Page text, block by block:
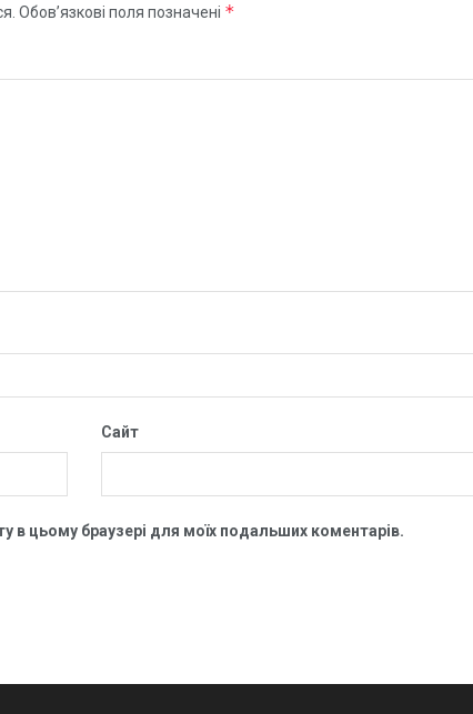
Обов’язкові поля позначені *
Сайт
в цьому браузері для моїх подальших коментарів.